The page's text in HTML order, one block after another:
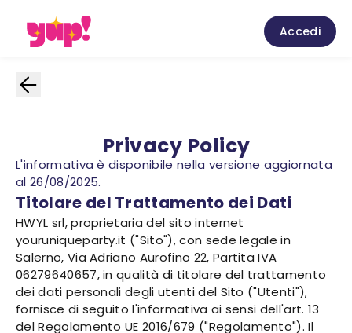
Accedi
Privacy Policy
L'informativa è disponibile nella versione aggiornata
al 26/08/2025.
Titolare del Trattamento dei Dati
HWYL srl, proprietaria del sito internet
youruniqueparty.it ("Sito"), con sede legale in
Salerno, Via Adriano Aurofino 22, Partita IVA
06279640657, in qualità di titolare del trattamento
dei dati personali degli utenti del Sito ("Utenti"),
fornisce di seguito l'informativa ai sensi dell'art. 13
del Regolamento UE 2016/679 ("Regolamento"). Il